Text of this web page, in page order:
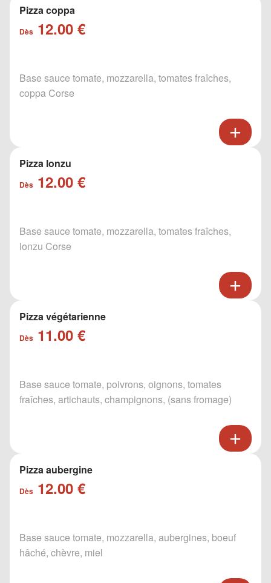
Pizza coppa
Dès 12.00 €
Base sauce tomate, mozzarella, tomates fraîches,
coppa Corse
Pizza lonzu
Dès 12.00 €
Base sauce tomate, mozzarella, tomates fraîches,
lonzu Corse
Pizza végétarienne
Dès 11.00 €
Base sauce tomate, poivrons, oignons, tomates
fraîches, artichauts, champignons, (sans fromage)
Pizza aubergine
Dès 12.00 €
Base sauce tomate, mozzarella, aubergines, boeuf
hâché, chèvre, miel